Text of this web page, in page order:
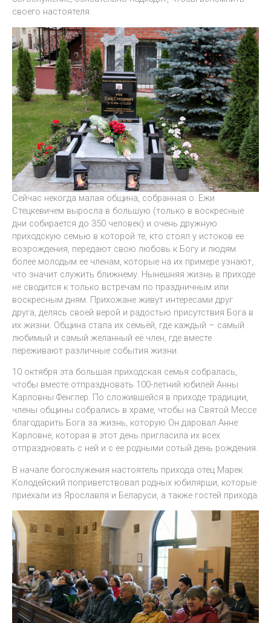
своего настоятеля.
Сейчас некогда малая община, собранная о. Ежи
Стецкевичем выросла в большую (только в воскресные
дни собирается до 350 человек) и очень дружную
приходскую семью в которой те, кто стоял у истоков ее
возрождения, передают свою любовь к Богу и людям
более молодым ее членам, которые на их примере узнают,
что значит служить ближнему. Нынешняя жизнь в приходе
не сводится к только встречам по праздничным или
воскресным дням. Прихожане живут интересами друг
друга, делясь своей верой и радостью присутствия Бога в
их жизни. Община стала их семьёй, где каждый – самый
любимый и самый желанный её член, где вместе
переживают различные события жизни.
10 октября эта большая приходская семья собралась,
чтобы вместе отпраздновать 100-летний юбилей Анны
Карловны Фенглер. По сложившейся в приходе традиции,
члены общины собрались в храме, чтобы на Святой Мессе
благодарить Бога за жизнь, которую Он даровал Анне
Карловне, которая в этот день пригласила их всех
отпраздновать с ней и с ее родными сотый день рождения.
В начале богослужения настоятель прихода отец Марек
Колодейский поприветствовал родных юбилярши, которые
приехали из Ярославля и Беларуси, а также гостей прихода.